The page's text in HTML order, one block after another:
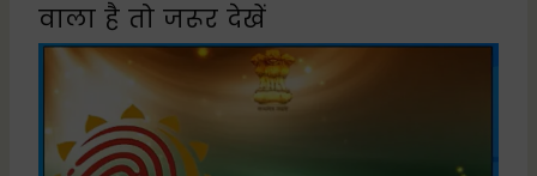
वाला है तो जरूर देखें